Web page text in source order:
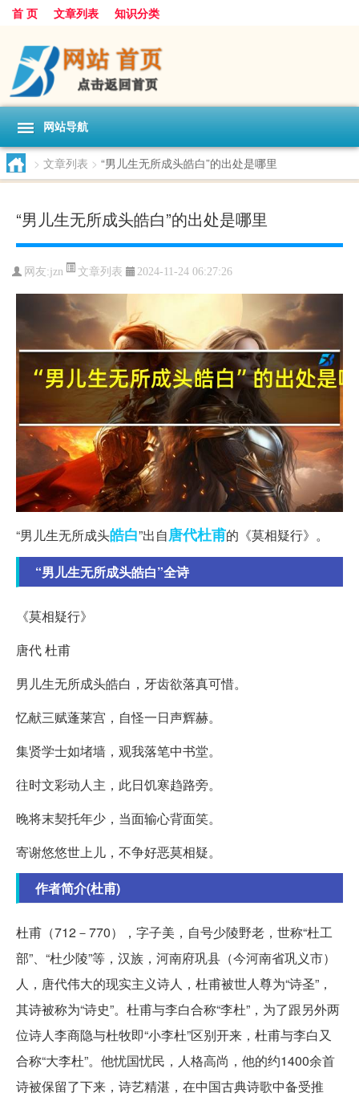
首 页 文章列表 知识分类
网站导航
> 文章列表 > “男儿生无所成头皓白”的出处是哪里
“男儿生无所成头皓白”的出处是哪里
网友:jzn 文章列表 2024-11-24 06:27:26
“男儿生无所成头皓白”出自唐代杜甫的《莫相疑行》。
“男儿生无所成头皓白”全诗
《莫相疑行》
唐代 杜甫
男儿生无所成头皓白，牙齿欲落真可惜。
忆献三赋蓬莱宫，自怪一日声辉赫。
集贤学士如堵墙，观我落笔中书堂。
往时文彩动人主，此日饥寒趋路旁。
晚将末契托年少，当面输心背面笑。
寄谢悠悠世上儿，不争好恶莫相疑。
作者简介(杜甫)
杜甫（712－770），字子美，自号少陵野老，世称“杜工
部”、“杜少陵”等，汉族，河南府巩县（今河南省巩义市）
人，唐代伟大的现实主义诗人，杜甫被世人尊为“诗圣”，
其诗被称为“诗史”。杜甫与李白合称“李杜”，为了跟另外两
位诗人李商隐与杜牧即“小李杜”区别开来，杜甫与李白又
合称“大李杜”。他忧国忧民，人格高尚，他的约1400余首
诗被保留了下来，诗艺精湛，在中国古典诗歌中备受推